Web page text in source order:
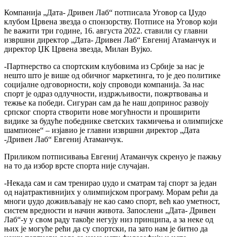
Компанија „Дата- Дривен Лаб“ потписала Уговор са Џудо
клубом Црвена звезда о спонзорству. Потписе на Уговор који
ће важити три године, 16. августа 2022. ставили су главни
извршни директор „Дата- Дривен Лаб“ Евгениј Атаманчук и
директор ЏК Црвена звезда, Милан Вујко.
-Партнерство са спортским клубовима из Србије за нас је
нешто што је више од обичног маркетинга, то је део политике
социјалне одговорности, коју спроводи компанија. За нас
спорт је одраз одлучности, издржљивости, пожртвовања и
тежње ка победи. Сигуран сам да ће наш допринос развоју
српског спорта створити нове могућности и проширити
видике за будуће победнике светских такмичења и олимпијске
шампионе“ – изјавио је главни извршни директор „Дата
-Дривен Лаб“ Евгениј Атаманчук.
Приликом потписивања Евгениј Атаманчук скренуо је пажњу
на то да избор врсте спорта није случајан.
-Некада сам и сам тренирао џудо и сматрам тај спорт за један
од најатрактивнијих у олимпијском програму. Морам рећи да
многи џудо доживљавају не као само спорт, већ као уметност,
систем вредности и начин живота. Запослени „Дата- Дривен
Лаб“-у у свом раду такође негују низ принципа, а за неке од
њих је могуће рећи да су спортски, па зато нам је битно да